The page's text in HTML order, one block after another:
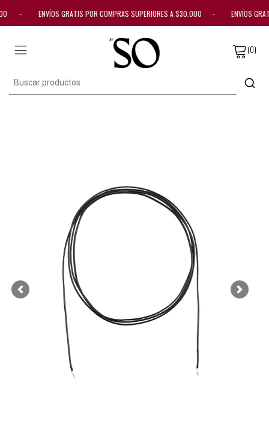
- ENVÍOS GRATIS POR COMPRAS SUPERIORES A $30.000 - ENVÍOS
(0)
Previous Next